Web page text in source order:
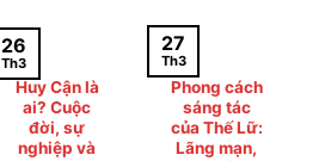
Huy Cận là
ai? Cuộc
đời, sự
nghiệp và
26
Th3
Phong cách
sáng tác
của Thế Lữ:
Lãng mạn,
27
Th3